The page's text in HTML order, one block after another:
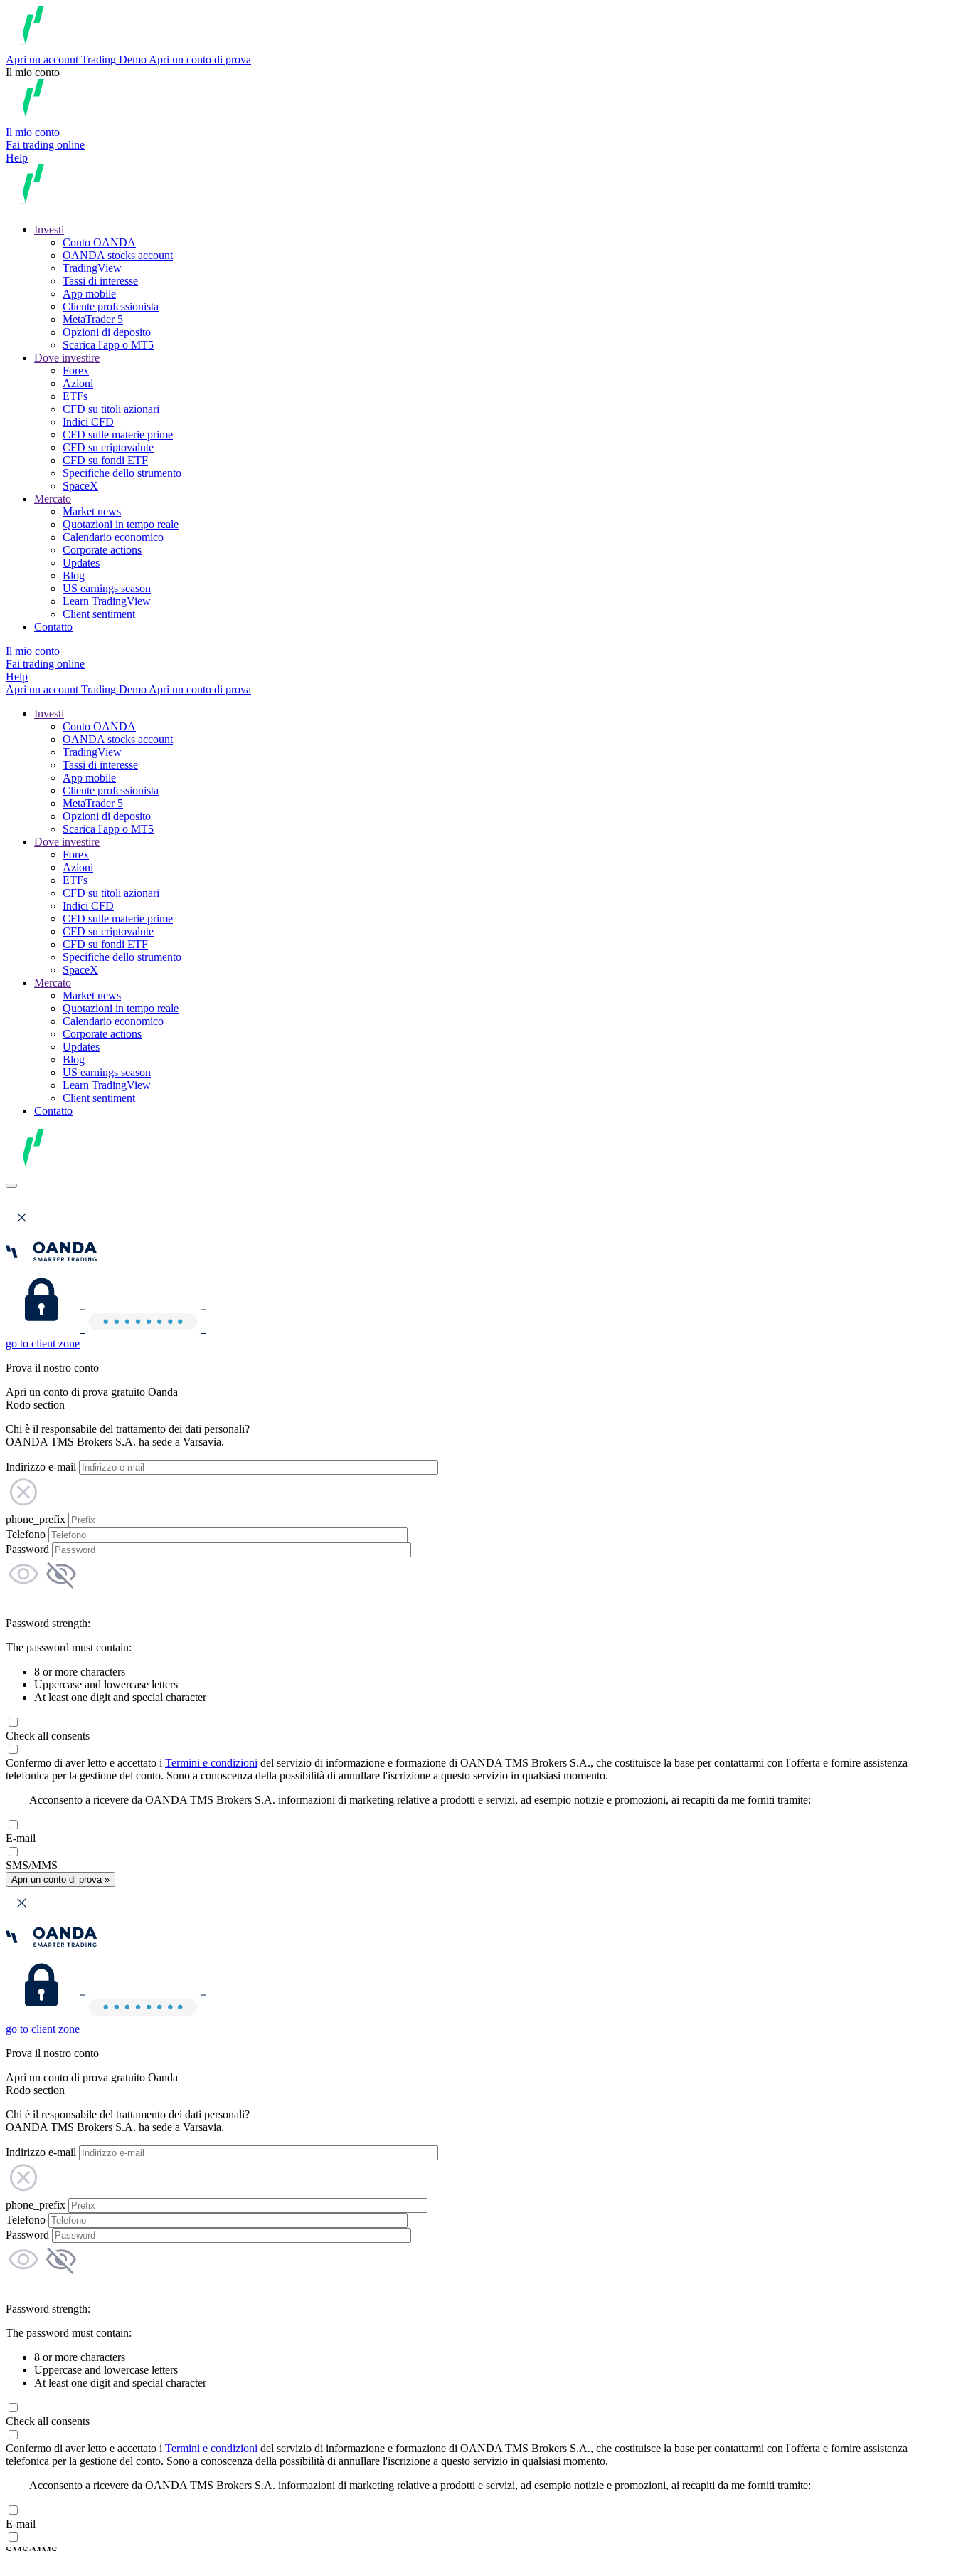
Apri un account Trading Demo Apri un conto di prova
Il mio conto
Il mio conto
Fai trading online
Help
Investi
Conto OANDA
OANDA stocks account
TradingView
Tassi di interesse
App mobile
Cliente professionista
MetaTrader 5
Opzioni di deposito
Scarica l'app o MT5
Dove investire
Forex
Azioni
ETFs
CFD su titoli azionari
Indici CFD
CFD sulle materie prime
CFD su criptovalute
CFD su fondi ETF
Specifiche dello strumento
SpaceX
Mercato
Market news
Quotazioni in tempo reale
Calendario economico
Corporate actions
Updates
Blog
US earnings season
Learn TradingView
Client sentiment
Contatto
Il mio conto
Fai trading online
Help
Apri un account Trading Demo Apri un conto di prova
Investi
Conto OANDA
OANDA stocks account
TradingView
Tassi di interesse
App mobile
Cliente professionista
MetaTrader 5
Opzioni di deposito
Scarica l'app o MT5
Dove investire
Forex
Azioni
ETFs
CFD su titoli azionari
Indici CFD
CFD sulle materie prime
CFD su criptovalute
CFD su fondi ETF
Specifiche dello strumento
SpaceX
Mercato
Market news
Quotazioni in tempo reale
Calendario economico
Corporate actions
Updates
Blog
US earnings season
Learn TradingView
Client sentiment
Contatto
go to client zone
Prova il nostro conto
Apri un conto di prova gratuito Oanda
Rodo section
Chi è il responsabile del trattamento dei dati personali?
OANDA TMS Brokers S.A. ha sede a Varsavia.
Indirizzo e-mail
phone_prefix
Telefono
Password
Password strength:
The password must contain:
8 or more characters
Uppercase and lowercase letters
At least one digit and special character
Check all consents
Confermo di aver letto e accettato i Termini e condizioni del servizio di informazione e formazione di OANDA TMS Brokers S.A., che costituisce la base per contattarmi con l'offerta e fornire assistenza
telefonica per la gestione del conto. Sono a conoscenza della possibilità di annullare l'iscrizione a questo servizio in qualsiasi momento.
Acconsento a ricevere da OANDA TMS Brokers S.A. informazioni di marketing relative a prodotti e servizi, ad esempio notizie e promozioni, ai recapiti da me forniti tramite:
E-mail
SMS/MMS
Apri un conto di prova »
go to client zone
Prova il nostro conto
Apri un conto di prova gratuito Oanda
Rodo section
Chi è il responsabile del trattamento dei dati personali?
OANDA TMS Brokers S.A. ha sede a Varsavia.
Indirizzo e-mail
phone_prefix
Telefono
Password
Password strength:
The password must contain:
8 or more characters
Uppercase and lowercase letters
At least one digit and special character
Check all consents
Confermo di aver letto e accettato i Termini e condizioni del servizio di informazione e formazione di OANDA TMS Brokers S.A., che costituisce la base per contattarmi con l'offerta e fornire assistenza
telefonica per la gestione del conto. Sono a conoscenza della possibilità di annullare l'iscrizione a questo servizio in qualsiasi momento.
Acconsento a ricevere da OANDA TMS Brokers S.A. informazioni di marketing relative a prodotti e servizi, ad esempio notizie e promozioni, ai recapiti da me forniti tramite:
E-mail